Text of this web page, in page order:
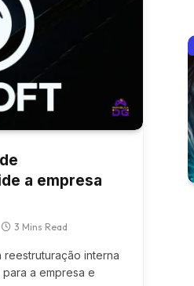
a empresa
3 Mins Read
reestruturação interna
a empresa e